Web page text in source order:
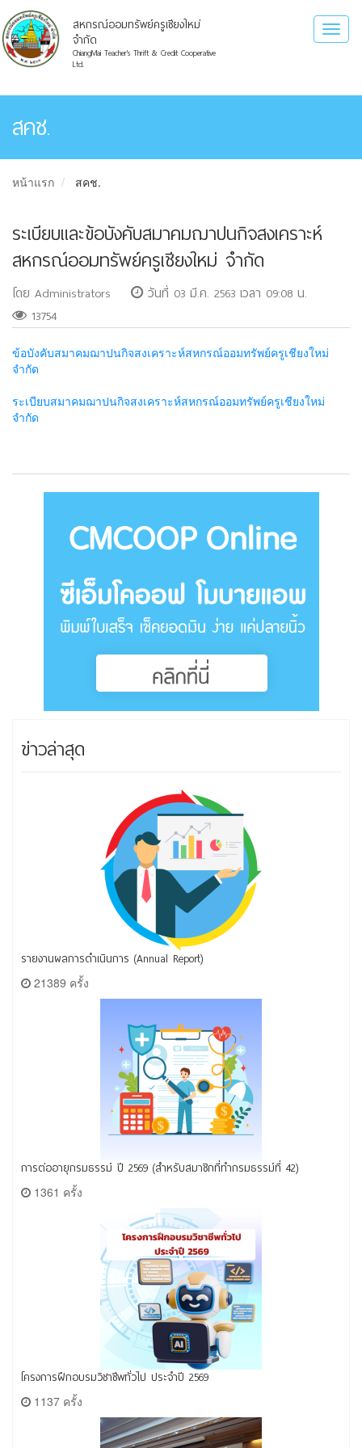
สหกรณ์ออมทรัพย์ครูเชียงใหม่
จำกัด
ChiangMai Teacher's Thrift & Credit Cooperative
Ltd.
สคช.
หน้าแรก สคช.
ระเบียบและข้อบังคับสมาคมฌาปนกิจสงเคราะห์
สหกรณ์ออมทรัพย์ครูเชียงใหม่ จำกัด
โดย Administrators
วันที่ 03 มี.ค. 2563 เวลา 09:08 น.
13754
ข้อบังคับสมาคมฌาปนกิจสงเคราะห์สหกรณ์ออมทรัพย์ครูเชียงใหม่
จำกัด
ระเบียบสมาคมฌาปนกิจสงเคราะห์สหกรณ์ออมทรัพย์ครูเชียงใหม่
จำกัด
ข่าวล่าสุด
รายงานผลการดำเนินการ (Annual Report)
21389 ครั้ง
การต่ออายุกรมธรรม์ ปี 2569 (สำหรับสมาชิกที่ทำกรมธรรม์ที่ 42)
1361 ครั้ง
โครงการฝึกอบรมวิชาชีพทั่วไป ประจำปี 2569
1137 ครั้ง